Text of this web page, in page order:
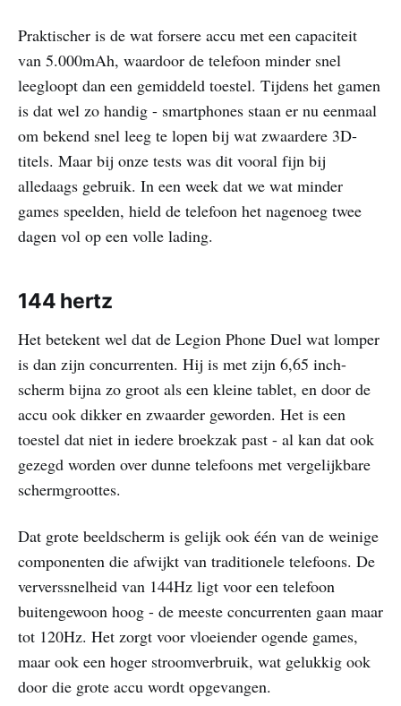
Praktischer is de wat forsere accu met een capaciteit
van 5.000mAh, waardoor de telefoon minder snel
leegloopt dan een gemiddeld toestel. Tijdens het gamen
is dat wel zo handig - smartphones staan er nu eenmaal
om bekend snel leeg te lopen bij wat zwaardere 3D-
titels. Maar bij onze tests was dit vooral fijn bij
alledaags gebruik. In een week dat we wat minder
games speelden, hield de telefoon het nagenoeg twee
dagen vol op een volle lading.
144 hertz
Het betekent wel dat de Legion Phone Duel wat lomper
is dan zijn concurrenten. Hij is met zijn 6,65 inch-
scherm bijna zo groot als een kleine tablet, en door de
accu ook dikker en zwaarder geworden. Het is een
toestel dat niet in iedere broekzak past - al kan dat ook
gezegd worden over dunne telefoons met vergelijkbare
schermgroottes.
Dat grote beeldscherm is gelijk ook één van de weinige
componenten die afwijkt van traditionele telefoons. De
ververssnelheid van 144Hz ligt voor een telefoon
buitengewoon hoog - de meeste concurrenten gaan maar
tot 120Hz. Het zorgt voor vloeiender ogende games,
maar ook een hoger stroomverbruik, wat gelukkig ook
door die grote accu wordt opgevangen.